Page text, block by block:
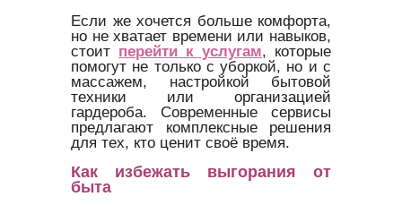
Если же хочется больше комфорта,
но не хватает времени или навыков,
стоит перейти к услугам, которые
помогут не только с уборкой, но и с
массажем, настройкой бытовой
техники или организацией
гардероба. Современные сервисы
предлагают комплексные решения
для тех, кто ценит своё время.
Как избежать выгорания от
быта